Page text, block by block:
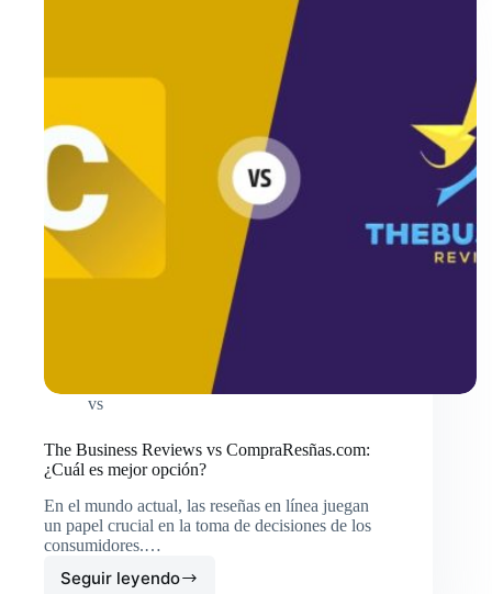
vs
The Business Reviews vs CompraResñas.com:
¿Cuál es mejor opción?
En el mundo actual, las reseñas en línea juegan
un papel crucial en la toma de decisiones de los
consumidores.…
Seguir leyendo
The